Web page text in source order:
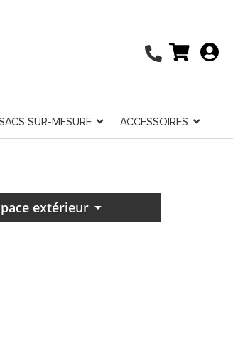
SUR-MESURE ACCESSOIRES
extérieur